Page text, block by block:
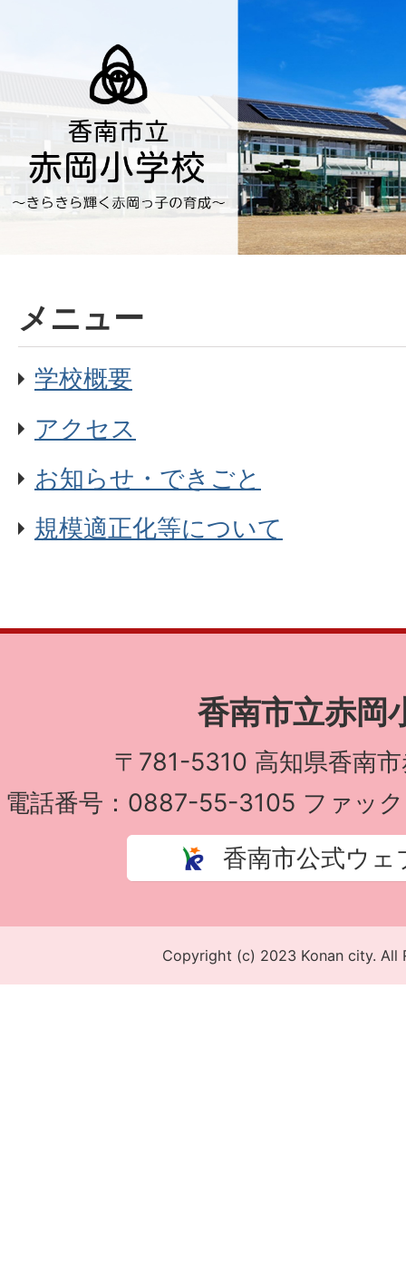
メニュー
学校概要
アクセス
お知らせ・できごと
規模適正化等について
香南市立赤岡
〒781-5310 高知県香南
電話番号：0887-55-3105 ファッ
香南市公式ウェ
Copyright (c) 2023 Konan city. All